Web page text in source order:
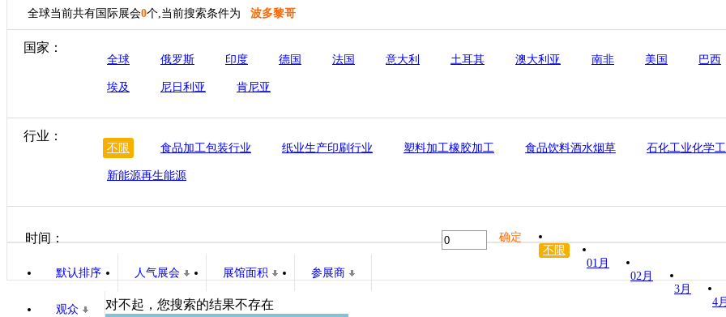
全球当前共有国际展会0个,当前搜索条件为 波多黎哥
国家：
全球 俄罗斯 印度 德国 法国 意大利 土耳其 澳大利亚 南非 美国 巴西
埃及 尼日利亚 肯尼亚
行业：
不限 食品加工包装行业 纸业生产印刷行业 塑料加工橡胶加工 食品饮料酒水烟草 石化工业化学
新能源再生能源
时间：
确定
不限
01月
02月
3月
4月
默认排序 人气展会 展馆面积 参展商
观众 对不起，您搜索的结果不存在